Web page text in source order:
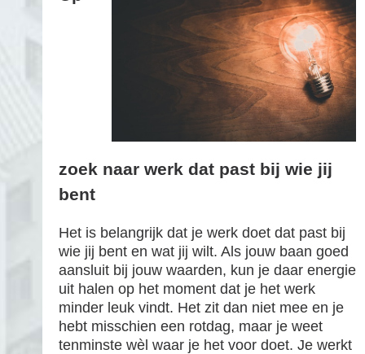
zoek naar werk dat past bij wie jij
bent
Het is belangrijk dat je werk doet dat past bij
wie jij bent en wat jij wilt. Als jouw baan goed
aansluit bij jouw waarden, kun je daar energie
uit halen op het moment dat je het werk
minder leuk vindt. Het zit dan niet mee en je
hebt misschien een rotdag, maar je weet
tenminste wèl waar je het voor doet. Je werkt